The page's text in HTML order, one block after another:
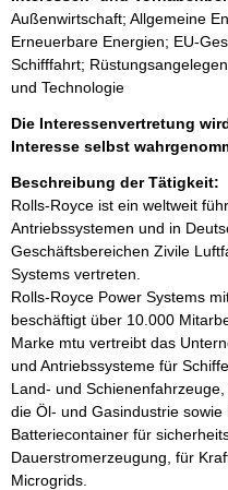
Außenwirtschaft; Allgemeine
Erneuerbare Energien; EU-
Schifffahrt;
und Technologie
Die Interessenvertretung
Interesse selbst
Beschreibung der Tätigkeit:
Rolls-Royce ist ein weltweit
Antriebssystemen und in
Geschäftsbereichen Zivile
Systems vertreten.
Rolls-Royce Power Systems
beschäftigt über 10.000
Marke mtu vertreibt das
und Antriebssysteme für
Land- und
die Öl- und Gasindustrie
Batteriecontainer für
Dauerstromerzeugung, für
Microgrids.